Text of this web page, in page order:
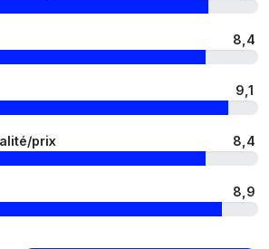
8,4
9,1
prix 8,4
8,9